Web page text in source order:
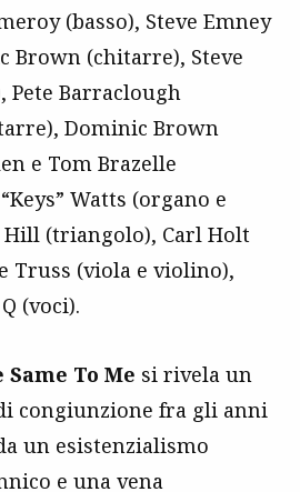
(basso), Steve Emney
Brown (chitarre), Steve
Pete Barraclough
Dominic Brown
e Tom Brazelle
Watts (organo e
(triangolo), Carl Holt
Truss (viola e violino),
(voci).
To Me si rivela un
congiunzione fra gli anni
un esistenzialismo
e una vena